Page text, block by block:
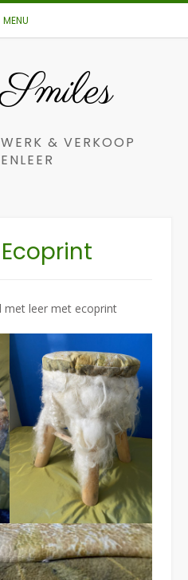
MENU
& VERKOOP
met leer met ecoprint